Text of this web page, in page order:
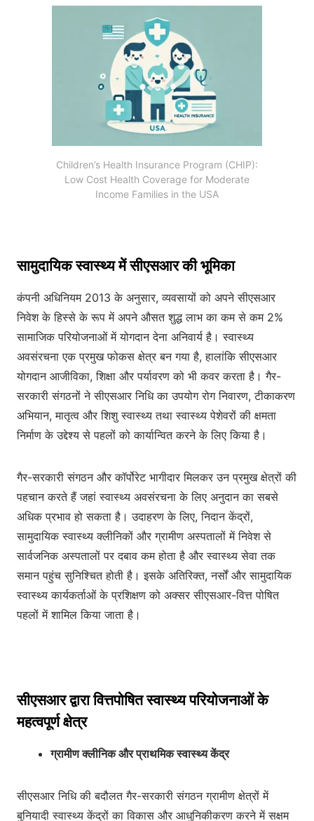
Children’s Health Insurance Program (CHIP):
Low Cost Health Coverage for Moderate
Income Families in the USA
सामुदायिक स्वास्थ्य में सीएसआर की भूमिका
कंपनी अधिनियम 2013 के अनुसार, व्यवसायों को अपने सीएसआर
निवेश के हिस्से के रूप में अपने औसत शुद्ध लाभ का कम से कम 2%
सामाजिक परियोजनाओं में योगदान देना अनिवार्य है। स्वास्थ्य
अवसंरचना एक प्रमुख फोकस क्षेत्र बन गया है, हालांकि सीएसआर
योगदान आजीविका, शिक्षा और पर्यावरण को भी कवर करता है। गैर-
सरकारी संगठनों ने सीएसआर निधि का उपयोग रोग निवारण, टीकाकरण
अभियान, मातृत्व और शिशु स्वास्थ्य तथा स्वास्थ्य पेशेवरों की क्षमता
निर्माण के उद्देश्य से पहलों को कार्यान्वित करने के लिए किया है।
गैर-सरकारी संगठन और कॉर्पोरेट भागीदार मिलकर उन प्रमुख क्षेत्रों की
पहचान करते हैं जहां स्वास्थ्य अवसंरचना के लिए अनुदान का सबसे
अधिक प्रभाव हो सकता है। उदाहरण के लिए, निदान केंद्रों,
सामुदायिक स्वास्थ्य क्लीनिकों और ग्रामीण अस्पतालों में निवेश से
सार्वजनिक अस्पतालों पर दबाव कम होता है और स्वास्थ्य सेवा तक
समान पहुंच सुनिश्चित होती है। इसके अतिरिक्त, नर्सों और सामुदायिक
स्वास्थ्य कार्यकर्ताओं के प्रशिक्षण को अक्सर सीएसआर-वित्त पोषित
पहलों में शामिल किया जाता है।
सीएसआर द्वारा वित्तपोषित स्वास्थ्य परियोजनाओं के
महत्वपूर्ण क्षेत्र
ग्रामीण क्लीनिक और प्राथमिक स्वास्थ्य केंद्र
सीएसआर निधि की बदौलत गैर-सरकारी संगठन ग्रामीण क्षेत्रों में
बुनियादी स्वास्थ्य केंद्रों का विकास और आधुनिकीकरण करने में सक्षम